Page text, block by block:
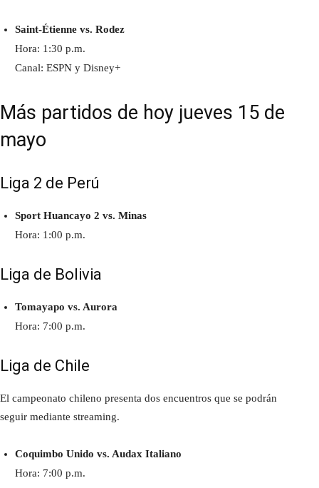
Saint-Étienne vs. Rodez
Hora: 1:30 p.m.
Canal: ESPN y Disney+
Más partidos de hoy jueves 15 de
mayo
Liga 2 de Perú
Sport Huancayo 2 vs. Minas
Hora: 1:00 p.m.
Liga de Bolivia
Tomayapo vs. Aurora
Hora: 7:00 p.m.
Liga de Chile
El campeonato chileno presenta dos encuentros que se podrán
seguir mediante streaming.
Coquimbo Unido vs. Audax Italiano
Hora: 7:00 p.m.